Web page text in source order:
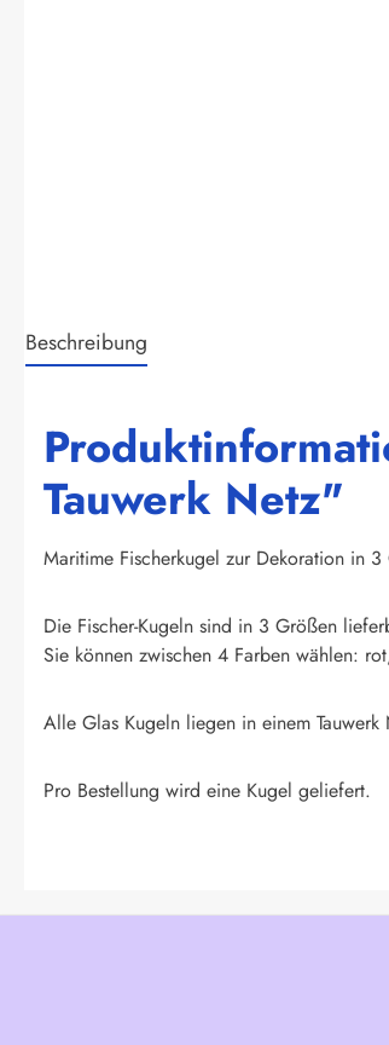
Beschreibung
Tauwerk Netz"
Maritime Fischerkugel zur Dekoration in
Die Fischer-Kugeln sind in 3 Größen
Sie können zwischen 4 Farben wählen:
Alle Glas Kugeln liegen in einem
Pro Bestellung wird eine Kugel geliefert.